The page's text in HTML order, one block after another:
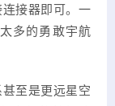
接器即可。一
多的勇敢宇航
至是更远星空